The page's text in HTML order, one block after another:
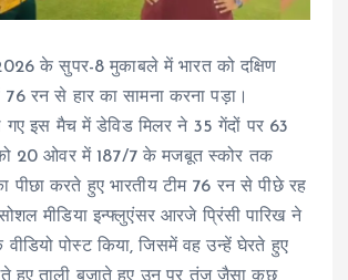
के सुपर-8 मुकाबले में भारत को दक्षिण
रन से हार का सामना करना पड़ा।
गए इस मैच में डेविड मिलर ने 35 गेंदों पर 63
20 ओवर में 187/7 के मजबूत स्कोर तक
पीछा करते हुए भारतीय टीम 76 रन से पीछे रह
मीडिया इन्फ्लुएंसर आरजे प्रिंसी पारिख ने
पोस्ट किया, जिसमें वह उन्हें घेरते हुए